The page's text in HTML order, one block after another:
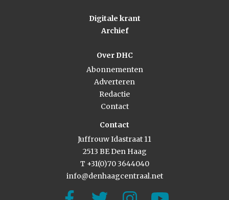
Digitale krant
Archief
Over DHC
Abonnementen
Adverteren
Redactie
Contact
Contact
Juffrouw Idastraat 11
2513 BE Den Haag
T +31(0)70 3644040
info@denhaagcentraal.net